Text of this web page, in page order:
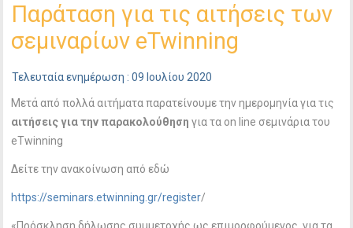
Παράταση για τις αιτήσεις των
σεμιναρίων eTwinning
Τελευταία ενημέρωση : 09 Ιουλίου 2020
Μετά από πολλά αιτήματα παρατείνουμε την ημερομηνία για τις
αιτήσεις για την παρακολούθηση για τα on line σεμινάρια του
eTwinning
Δείτε την ανακοίνωση από εδώ
https://seminars.etwinning.gr/register/